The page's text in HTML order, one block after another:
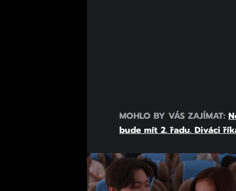
MOHLO BY VÁS ZAJÍMAT:
bude mít 2. řadu. Diváci